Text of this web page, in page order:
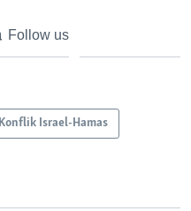
Follow us
Konflik Israel-Hamas